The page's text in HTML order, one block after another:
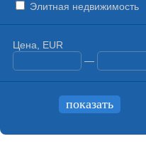
Элитная недвижимость
Цена, EUR
—